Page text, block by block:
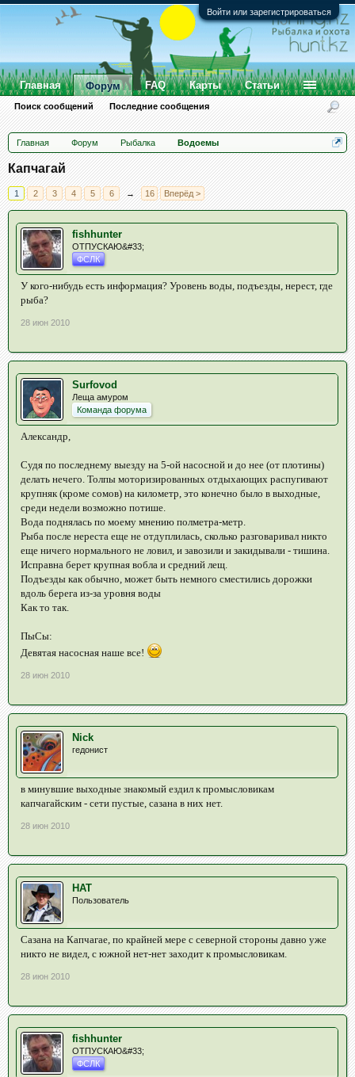
Войти или зарегистрироваться
Главная Форум Рыбалка Водоемы
Капчагай
1 2 3 4 5 6 → 16 Вперёд >
fishhunter
ОТПУСКАЮ&#33;
ФСЛК
У кого-нибудь есть информация? Уровень воды, подъезды, нерест, где
рыба?
28 июн 2010
Surfovod
Леща амуром
Команда форума
Александр,
Судя по последнему выезду на 5-ой насосной и до нее (от плотины)
делать нечего. Толпы моторизированных отдыхающих распугивают
крупняк (кроме сомов) на километр, это конечно было в выходные,
среди недели возможно потише.
Вода поднялась по моему мнению полметра-метр.
Рыба после нереста еще не отдуплилась, сколько разговаривал никто
еще ничего нормального не ловил, и завозили и закидывали - тишина.
Исправна берет крупная вобла и средний лещ.
Подъезды как обычно, может быть немного сместились дорожки
вдоль берега из-за уровня воды
Как то так.
ПыСы:
Девятая насосная наше все!
28 июн 2010
Nick
гедонист
в минувшие выходные знакомый ездил к промысловикам
капчагайским - сети пустые, сазана в них нет.
28 июн 2010
HAT
Пользователь
Сазана на Капчагае, по крайней мере с северной стороны давно уже
никто не видел, с южной нет-нет заходит к промысловикам.
28 июн 2010
fishhunter
ОТПУСКАЮ&#33;
ФСЛК
Главная Форум
Поиск сообщений Последние сообщения
FAQ Карты Статьи